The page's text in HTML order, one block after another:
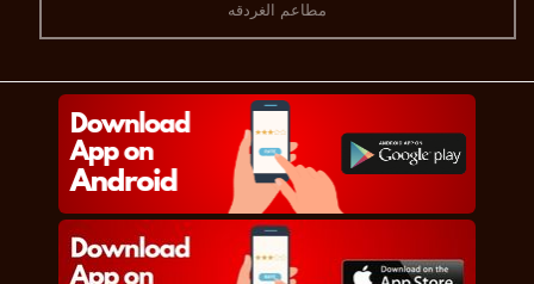
مطاعم الغردقه